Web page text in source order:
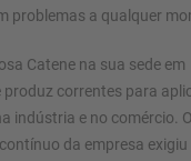
problemas a qualquer
Catene na sua sede em
produz correntes para
indústria e no comércio. O
da empresa exigiu
de estantes
– incluindo pedido
agora